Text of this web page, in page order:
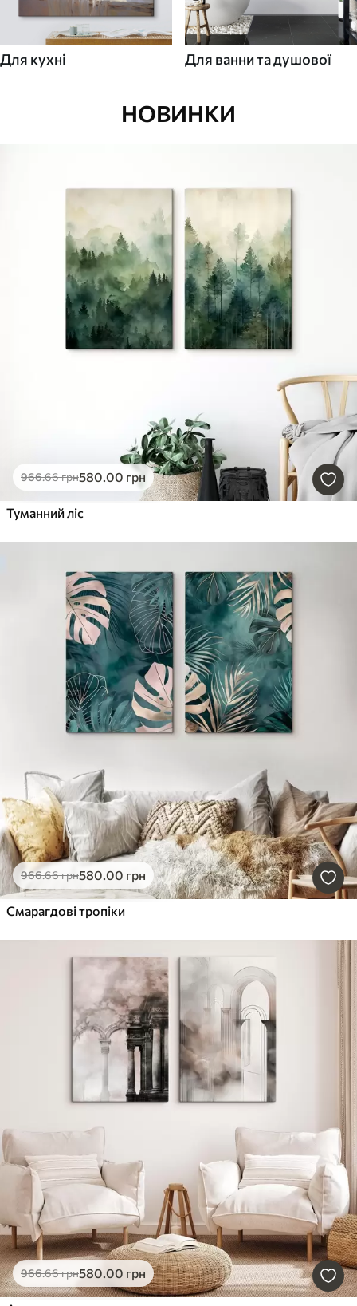
Для кухні Для ванни та душової
НОВИНКИ
966.66грн580.00 грн
Туманний ліс
966.66грн580.00 грн
Смарагдові тропіки
966.66грн580.00 грн